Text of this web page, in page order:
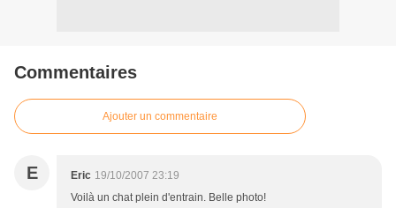
Commentaires
Ajouter un commentaire
E Eric 19/10/2007 23:19
Voilà un chat plein d'entrain. Belle photo!